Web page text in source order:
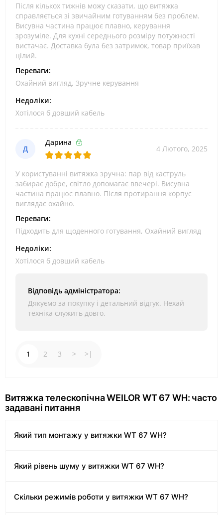
Після кількох тижнів можу сказати, що витяжка
справляється зі звичайним готуванням без проблем.
Висувна частина працює плавно, керування
зрозуміле. Для кухні середнього розміру потужності
вистачає. Доставка була без затримок, товар приїхав
цілий.
Переваги:
Охайний вигляд, Зручне керування
Недоліки:
Хотілося б довший кабель
Д
Дарина
4 Лютого, 2025
У користуванні витяжка зручна: пар від каструль
забирає добре, світло допомагає ввечері. Висувна
частина працює плавно. Після протирання корпус
виглядає охайно.
Переваги:
Підходить для щоденного готування, Охайний вигляд
Недоліки:
Хотілося б довший кабель
Відповідь адміністратора:
Дякуємо за покупку і детальний відгук. Нехай
техніка служить довго.
1 2 3 > >|
Витяжка телескопічна WEILOR WT 67 WH: часто
задавані питання
Який тип монтажу у витяжки WT 67 WH?
Який рівень шуму у витяжки WT 67 WH?
Скільки режимів роботи у витяжки WT 67 WH?